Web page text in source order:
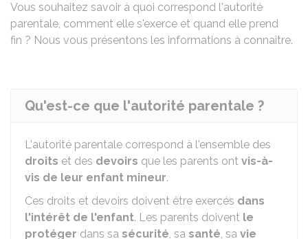
Vous souhaitez savoir à quoi correspond l'autorité
parentale, comment elle s'exerce et quand elle prend
fin ? Nous vous présentons les informations à connaître.
Qu'est-ce que l'autorité parentale ?
L'autorité parentale correspond à l'ensemble des
droits et des devoirs que les parents ont vis-à-
vis de leur enfant mineur.
Ces droits et devoirs doivent être exercés dans
l'intérêt de l'enfant. Les parents doivent le
protéger dans sa sécurité, sa santé, sa vie